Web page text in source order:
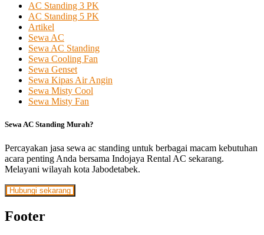
AC Standing 3 PK
AC Standing 5 PK
Artikel
Sewa AC
Sewa AC Standing
Sewa Cooling Fan
Sewa Genset
Sewa Kipas Air Angin
Sewa Misty Cool
Sewa Misty Fan
Sewa AC Standing Murah?
Percayakan jasa sewa ac standing untuk berbagai macam kebutuhan
acara penting Anda bersama Indojaya Rental AC sekarang.
Melayani wilayah kota Jabodetabek.
Hubungi sekarang
Footer